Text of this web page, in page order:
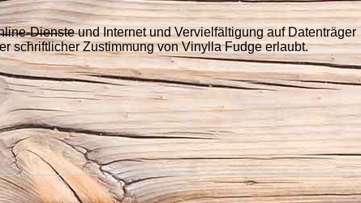
Dienste und Internet und Vervielfältigung auf Datenträger
schriftlicher Zustimmung von Vinylla Fudge erlaubt.